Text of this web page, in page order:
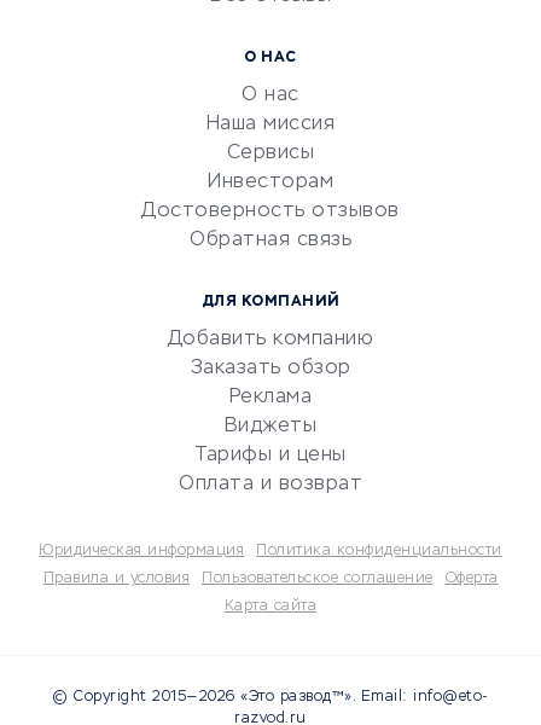
документооборот
Юридические компании
Бухгалтерия онлайн
Потребительские кредиты
О НАС
О нас
Наша миссия
Сервисы
Инвесторам
Достоверность отзывов
Обратная связь
ДЛЯ КОМПАНИЙ
Добавить компанию
Заказать обзор
Реклама
Виджеты
Тарифы и цены
Оплата и возврат
Юридическая информация
Политика конфиденциальности
Правила и условия
Пользовательское соглашение
Оферта
Карта сайта
© Copyright 2015—2026 «Это развод™». Email: info@eto-
razvod.ru